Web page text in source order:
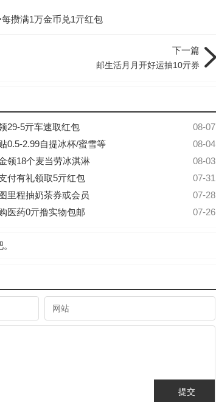
攒满1万金币兑1亓红包
下一篇
邮生活月月开好运抽10亓券
08-07
29-5亓车速取红包
08-04
0.5-2.99自提冰杯/蜜雪等
08-03
领18个麦当劳冰淇淋
07-31
付有礼领取5亓红包
07-28
里程抽奶茶券或会员
07-26
医药0亓撸实物包邮